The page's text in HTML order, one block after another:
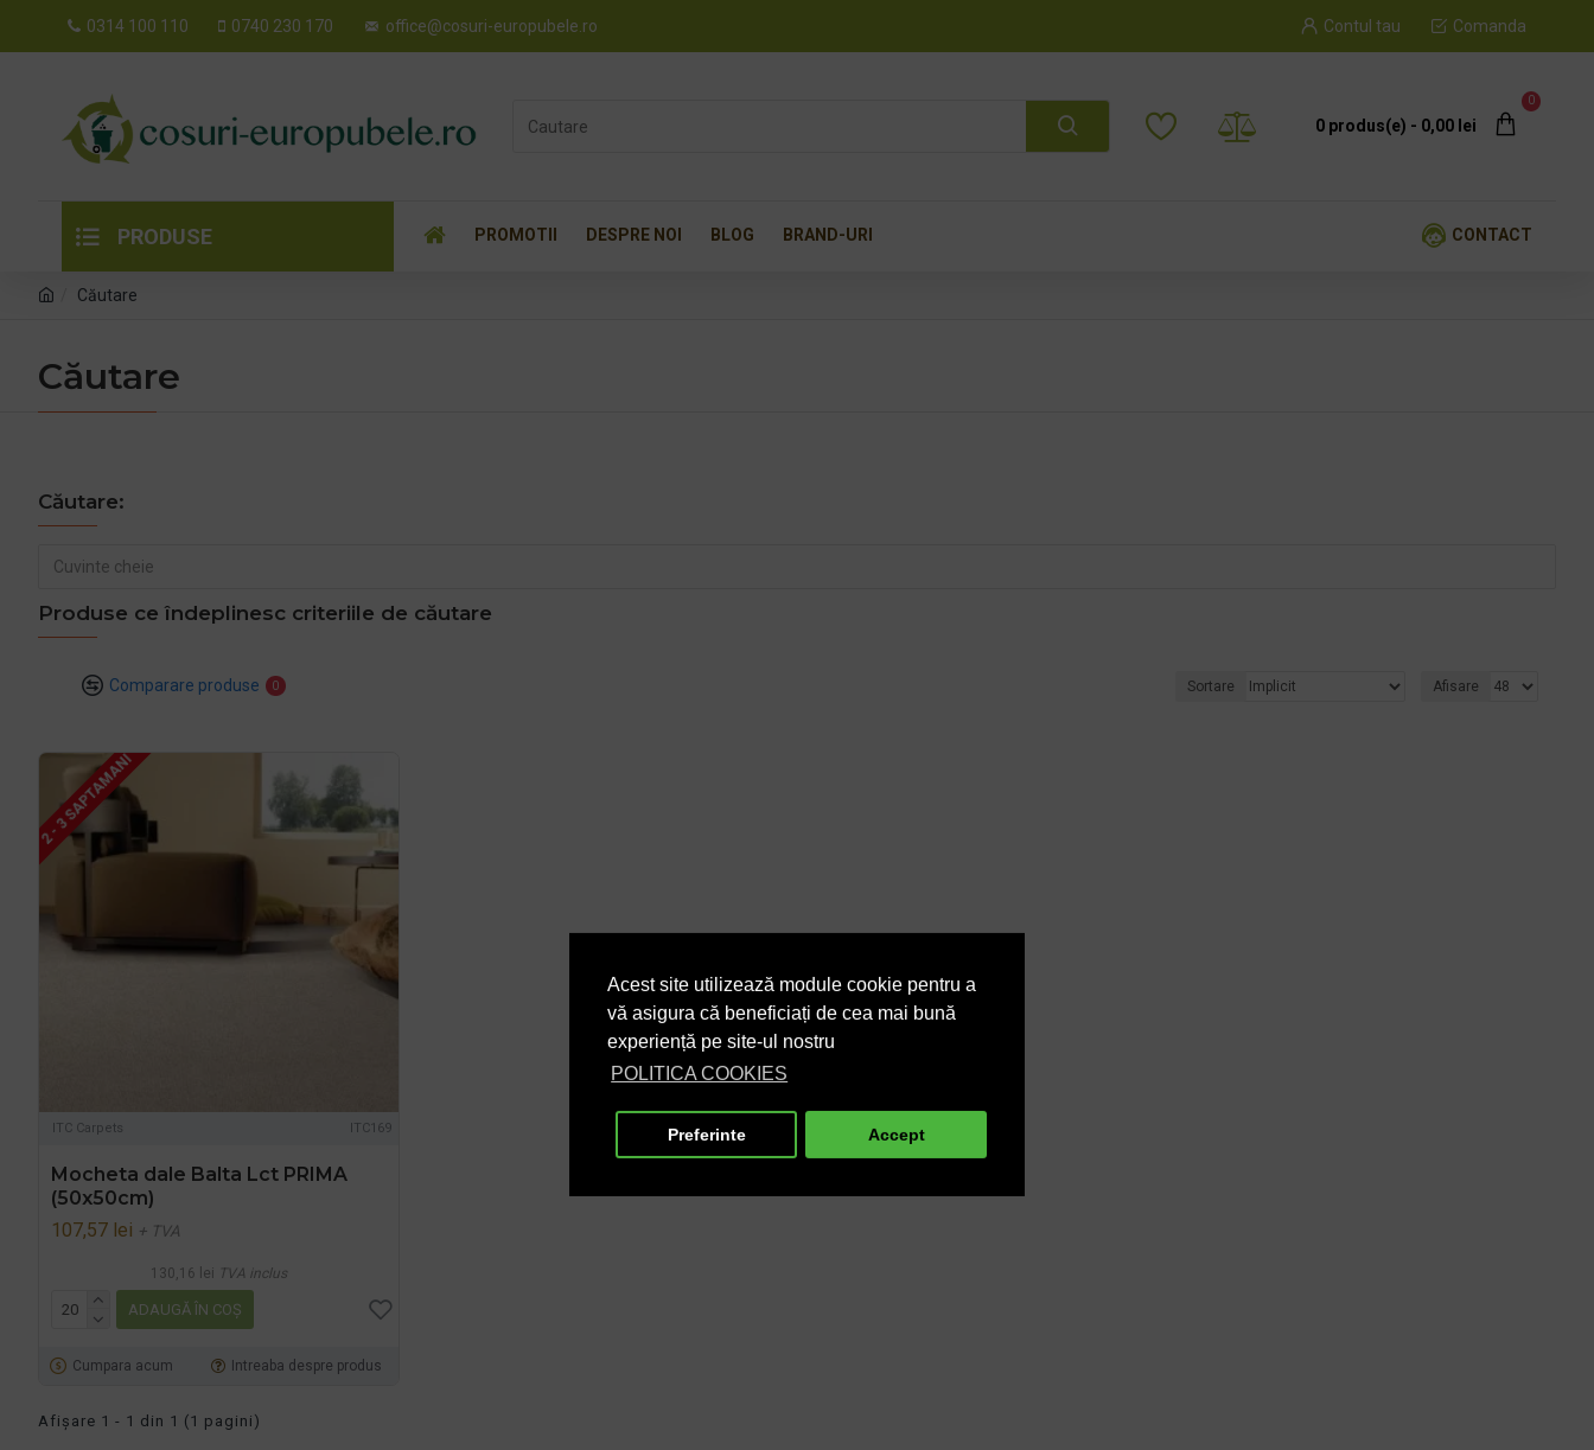
Acest site utilizează module cookie pentru a
vă asigura că beneficiați de cea mai bună
experiență pe site-ul nostru
POLITICA COOKIES
Preferinte Accept
0314 100 110 0740 230 170 office@cosuri-europubele.ro Contul tau Comanda
0 produs(e) - 0,00 lei
0
PRODUSE PROMOTII DESPRE NOI BLOG BRAND-URI CONTACT
Căutare
Căutare
Căutare:
Produse ce îndeplinesc criteriile de căutare
Comparare produse 0 Sortare Afisare
2 - 3 SAPTAMANI
ITC Carpets ITC169
Mocheta dale Balta Lct PRIMA
(50x50cm)
107,57 lei + TVA
130,16 lei TVA inclus
ADAUGĂ ÎN COŞ
Cumpara acum Intreaba despre produs
Afişare 1 - 1 din 1 (1 pagini)